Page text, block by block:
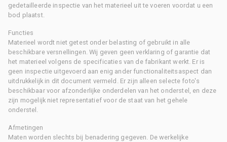
gedetailleerde inspectie van het materieel uit te voeren voordat u een
bod plaatst.
Functies
Materieel wordt niet getest onder belasting of gebruikt in alle
beschikbare versnellingen. Wij geven geen verklaring of garantie dat
het materieel volgens de specificaties van de fabrikant werkt. Er is
geen inspectie uitgevoerd aan enig ander functionaliteitsaspect dan
uitdrukkelijk in dit document vermeld. Er zijn alleen selecte foto's
beschikbaar voor afzonderlijke onderdelen van het onderstel, en deze
zijn mogelijk niet representatief voor de staat van het gehele
onderstel.
Afmetingen
Maten worden slechts bij benadering gegeven. De werkelijke